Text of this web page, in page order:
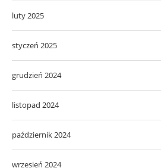
luty 2025
styczeń 2025
grudzień 2024
listopad 2024
październik 2024
wrzesień 2024